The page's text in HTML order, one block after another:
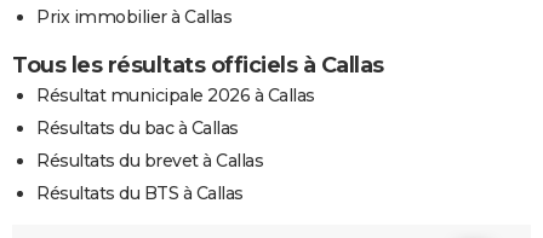
Prix immobilier à Callas
Tous les résultats officiels à Callas
Résultat municipale 2026 à Callas
Résultats du bac à Callas
Résultats du brevet à Callas
Résultats du BTS à Callas